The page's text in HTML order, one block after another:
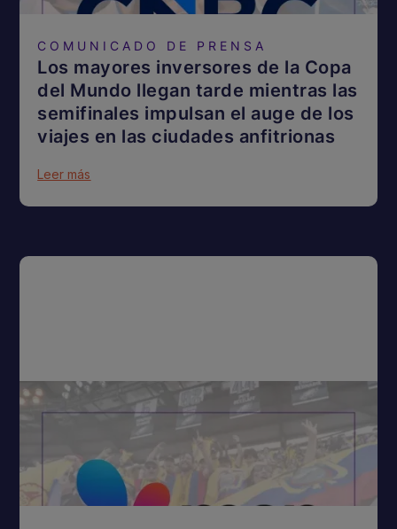
COMUNICADO DE PRENSA
Los mayores inversores de la Copa
del Mundo llegan tarde mientras las
semifinales impulsan el auge de los
viajes en las ciudades anfitrionas
Leer más